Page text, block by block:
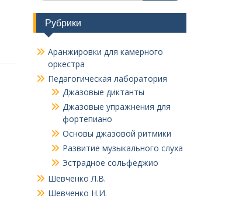
Рубрики
Аранжировки для камерного
оркестра
Педагогическая лаборатория
Джазовые диктанты
Джазовые упражнения для
фортепиано
Основы джазовой ритмики
Развитие музыкального слуха
Эстрадное сольфеджио
Шевченко Л.В.
Шевченко Н.И.